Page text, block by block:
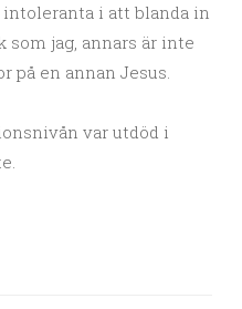
i att blanda in
som jag, annars är inte
på en annan Jesus.
var utdöd i